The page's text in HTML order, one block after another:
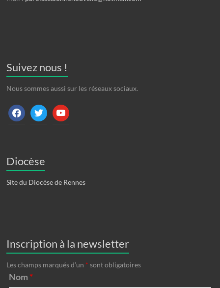
Suivez nous !
Nous sommes aussi sur les réseaux sociaux.
facebooktwitter youtube
Diocèse
Site du Diocèse de Rennes
Inscription à la newsletter
Les champs marqués d’un * sont obligatoires
Nom *